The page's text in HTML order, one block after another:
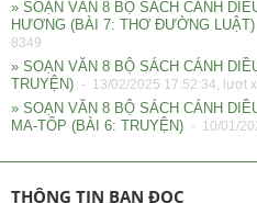
» SOẠN VĂN 8 BỘ SÁCH CÁNH
HƯƠNG (BÀI 7: THƠ ĐƯỜNG LUẬT)
8349
» SOẠN VĂN 8 BỘ SÁCH CÁNH
TRUYỆN) - 13/02/2025 17:52:34, lượt
» SOẠN VĂN 8 BỘ SÁCH CÁNH
MA-TỐP (BÀI 6: TRUYỆN) - 10/01/
THÔNG TIN BẠN ĐỌC